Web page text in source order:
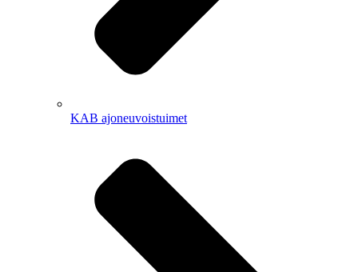
KAB ajoneuvoistuimet